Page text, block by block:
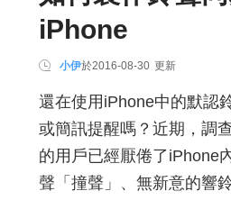
iPhone
小伊於2016-08-30 更新
還在使用iPhone中的默認
或簡訊提醒嗎？近期，調
的用戶已經厭倦了iPhone
聲「撞聲」、無新意的響